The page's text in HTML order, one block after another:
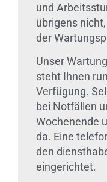
und
übrigens
der
Unser
steht Ihnen
Verfügung.
bei Notfällen
Wochenende
da. Eine
den
eingerichtet.